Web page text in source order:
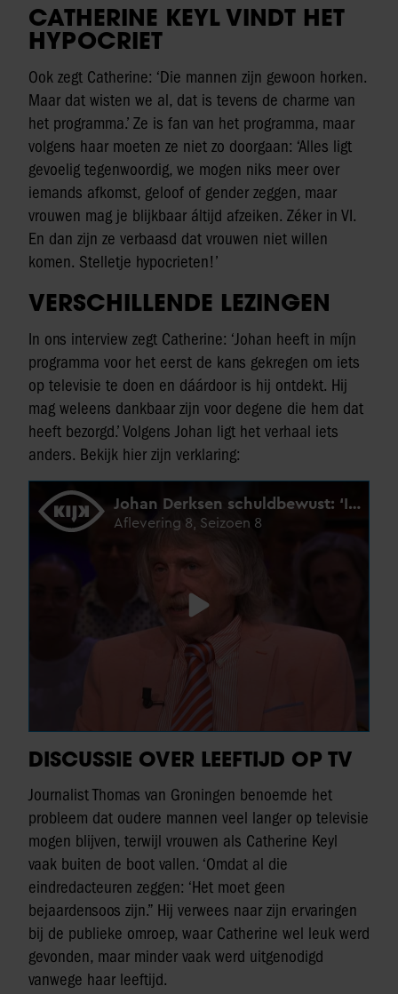
CATHERINE KEYL VINDT HET
HYPOCRIET
Ook zegt Catherine: ‘Die mannen zijn gewoon horken.
Maar dat wisten we al, dat is tevens de charme van
het programma.’ Ze is fan van het programma, maar
volgens haar moeten ze niet zo doorgaan: ‘Alles ligt
gevoelig tegenwoordig, we mogen niks meer over
iemands afkomst, geloof of gender zeggen, maar
vrouwen mag je blijkbaar áltijd afzeiken. Zéker in VI.
En dan zijn ze verbaasd dat vrouwen niet willen
komen. Stelletje hypocrieten!’
VERSCHILLENDE LEZINGEN
In ons interview zegt Catherine: ‘Johan heeft in míjn
programma voor het eerst de kans gekregen om iets
op televisie te doen en dáárdoor is hij ontdekt. Hij
mag weleens dankbaar zijn voor degene die hem dat
heeft bezorgd.’ Volgens Johan ligt het verhaal iets
anders. Bekijk hier zijn verklaring:
DISCUSSIE OVER LEEFTIJD OP TV
Journalist Thomas van Groningen benoemde het
probleem dat oudere mannen veel langer op televisie
mogen blijven, terwijl vrouwen als Catherine Keyl
vaak buiten de boot vallen. ‘Omdat al die
eindredacteuren zeggen: ‘Het moet geen
bejaardensoos zijn.” Hij verwees naar zijn ervaringen
bij de publieke omroep, waar Catherine wel leuk werd
gevonden, maar minder vaak werd uitgenodigd
vanwege haar leeftijd.